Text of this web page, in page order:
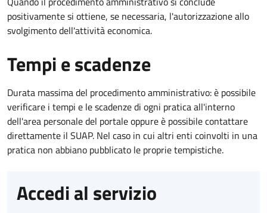
positivamente si ottiene, se necessaria, l'autorizzazione allo
svolgimento dell'attività economica.
Tempi e scadenze
Durata massima del procedimento amministrativo: è possibile
verificare i tempi e le scadenze di ogni pratica all'interno
dell'area personale del portale oppure è possibile contattare
direttamente il SUAP. Nel caso in cui altri enti coinvolti in una
pratica non abbiano pubblicato le proprie tempistiche.
Accedi al servizio